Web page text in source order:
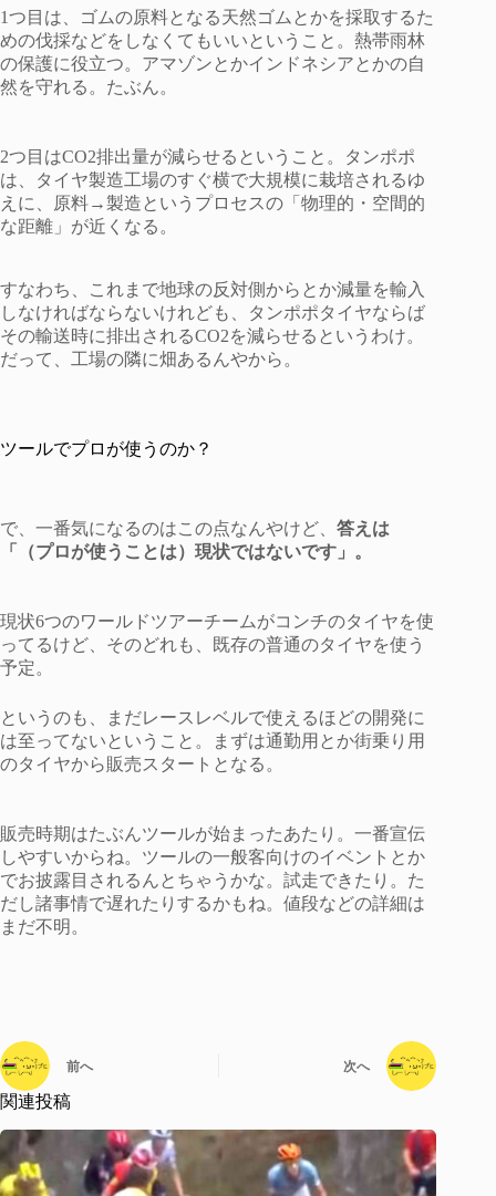
1つ目は、ゴムの原料となる天然ゴムとかを採取するた
めの伐採などをしなくてもいいということ。熱帯雨林
の保護に役立つ。アマゾンとかインドネシアとかの自
然を守れる。たぶん。
2つ目はCO2排出量が減らせるということ。タンポポ
は、タイヤ製造工場のすぐ横で大規模に栽培されるゆ
えに、原料→製造というプロセスの「物理的・空間的
な距離」が近くなる。
すなわち、これまで地球の反対側からとか減量を輸入
しなければならないけれども、タンポポタイヤならば
その輸送時に排出されるCO2を減らせるというわけ。
だって、工場の隣に畑あるんやから。
ツールでプロが使うのか？
で、一番気になるのはこの点なんやけど、 答えは
「（プロが使うことは）現状ではないです」。
現状6つのワールドツアーチームがコンチのタイヤを使
ってるけど、そのどれも、既存の普通のタイヤを使う
予定。
というのも、まだレースレベルで使えるほどの開発に
は至ってないということ。まずは通勤用とか街乗り用
のタイヤから販売スタートとなる。
販売時期はたぶんツールが始まったあたり。一番宣伝
しやすいからね。ツールの一般客向けのイベントとか
でお披露目されるんとちゃうかな。試走できたり。た
だし諸事情で遅れたりするかもね。値段などの詳細は
まだ不明。
前へ 次へ
関連投稿